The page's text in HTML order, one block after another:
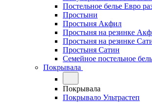
Постельное белье Евро
Простыни
Простыня Акфил
Простыня на резинке
Простыня на резинке
Простыня Сатин
Семейное постельное
Покрывала
Покрывала
Покрывало Ультрастеп